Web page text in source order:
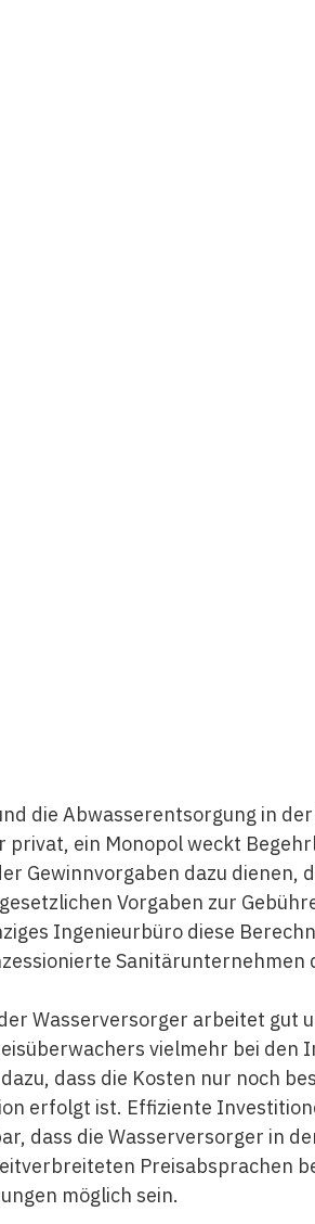
die Abwasserentsorgung in
ein Monopol weckt
Gewinnvorgaben dazu dienen,
Vorgaben zur
Ingenieurbüro diese
Wasserversorger arbeitet gut
vielmehr bei den
dass die Kosten nur noch
erfolgt ist. Effiziente
dass die Wasserversorger in
Preisabsprachen
möglich sein.